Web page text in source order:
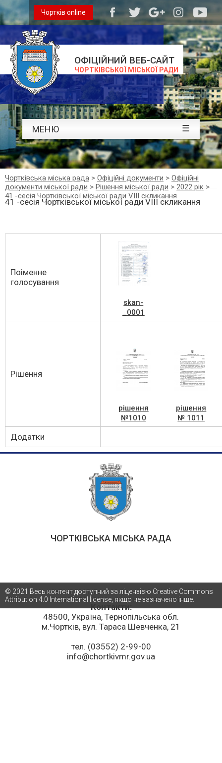
ОФІЦІЙНИЙ ВЕБ-САЙТ
ЧОРТКІВСЬКОЇ МІСЬКОЇ РАДИ
Чортків online
МЕНЮ ☰
Чортківська міська рада > Офіційні документи > Офіційні
документи міської ради > Рішення міської ради > 2022 рік >
41 -сесія Чортківської міської ради VIII скликання
41 -сесія Чортківської міської ради VIII скликання
Поіменне
голосування
skan-
_0001
Рішення
рішення
№1010
рішення
№ 1011
Додатки
ЧОРТКІВСЬКА МІСЬКА РАДА
Контакти:
48500, Україна, Тернопільська обл.
м.Чортків, вул. Тараса Шевченка, 21
тел. (03552) 2-99-00
info@chortkivmr.gov.ua
© 2021 Весь контент доступний за ліцензією Creative Commons
Attribution 4.0 International license, якщо не зазначено інше.